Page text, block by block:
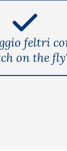
feltri
on the